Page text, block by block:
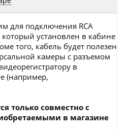
для подключения RCA
установлен в кабине
того, кабель будет полезен
камеры с разъемом
в
(например,
только совместно с
в магазине